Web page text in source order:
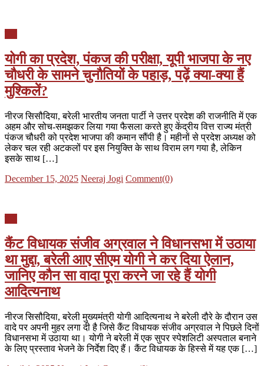
योगी का प्रदेश, पंकज की परीक्षा, यूपी भाजपा के नए
चौधरी के सामने चुनौतियों के पहाड़, पढ़ें क्या-क्या हैं
मुश्किलें?
नीरज सिसौदिया, बरेली भारतीय जनता पार्टी ने उत्तर प्रदेश की राजनीति में एक
अहम और सोच-समझकर लिया गया फैसला करते हुए केंद्रीय वित्त राज्य मंत्री
पंकज चौधरी को प्रदेश भाजपा की कमान सौंपी है। महीनों से प्रदेश अध्यक्ष को
लेकर चल रही अटकलों पर इस नियुक्ति के साथ विराम लग गया है, लेकिन
इसके साथ […]
Posted
December 15, 2025 Author
Neeraj Jogi Comment(0)
कैंट विधायक संजीव अग्रवाल ने विधानसभा में उठाया
था मुद्दा, बरेली आए सीएम योगी ने कर दिया ऐलान,
जानिए कौन सा वादा पूरा करने जा रहे हैं योगी
आदित्यनाथ
नीरज सिसौदिया, बरेली मुख्यमंत्री योगी आदित्यनाथ ने बरेली दौरे के दौरान उस
वादे पर अपनी मुहर लगा दी है जिसे कैंट विधायक संजीव अग्रवाल ने पिछले दिनों
विधानसभा में उठाया था। योगी ने बरेली में एक सुपर स्पेशलिटी अस्पताल बनाने
के लिए प्रस्ताव भेजने के निर्देश दिए हैं। कैंट विधायक के हिस्से में यह एक […]